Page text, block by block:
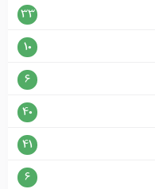
33
10
6
40
41
6